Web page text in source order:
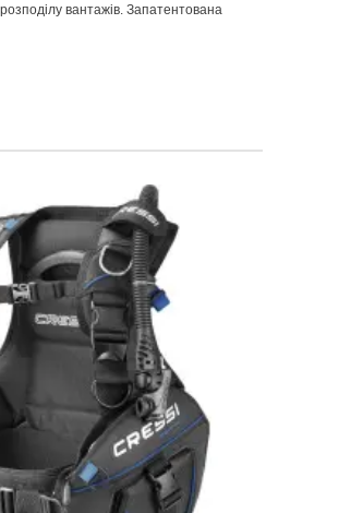
вантажів. Запатентована